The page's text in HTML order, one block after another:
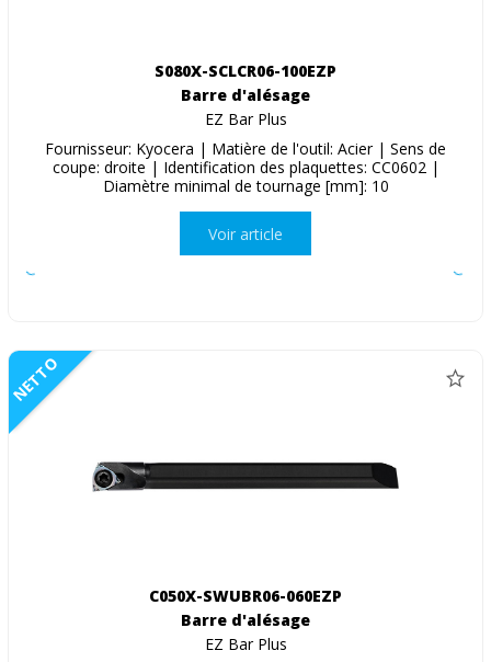
S080X-SCLCR06-100EZP
Barre d'alésage
EZ Bar Plus
Fournisseur: Kyocera | Matière de l'outil: Acier | Sens de
coupe: droite | Identification des plaquettes: CC0602 |
Diamètre minimal de tournage [mm]: 10
Voir article
NETTO
C050X-SWUBR06-060EZP
Barre d'alésage
EZ Bar Plus